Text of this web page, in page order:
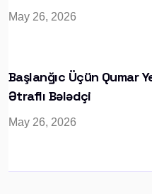
May 26, 2026
Başlanğıc Üçün Qumar
Ətraflı Bələdçi
May 26, 2026